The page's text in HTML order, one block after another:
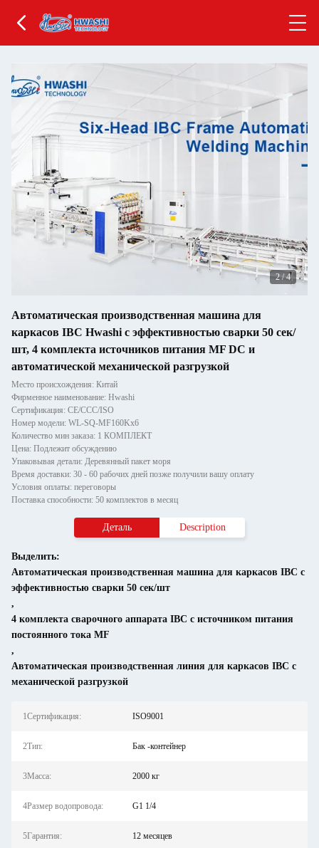
2 /4
Автоматическая производственная машина для
каркасов IBC Hwashi с эффективностью сварки 50 сек/
шт, 4 комплекта источников питания MF DC и
автоматической механической разгрузкой
Место происхождения: Китай
Фирменное наименование: Hwashi
Сертификация: CE/CCC/ISO
Номер модели: WL-SQ-MF160Kx6
Количество мин заказа: 1 КОМПЛЕКТ
Цена: Подлежит обсуждению
Упаковывая детали: Деревянный пакет моря
Время доставки: 30 - 60 рабочих дней позже получили вашу оплату
Условия оплаты: переговоры
Поставка способности: 50 комплектов в месяц
Деталь Description
Выделить:
Автоматическая производственная машина для каркасов IBC с
эффективностью сварки 50 сек/шт
,
4 комплекта сварочного аппарата IBC с источником питания
постоянного тока MF
,
Автоматическая производственная линия для каркасов IBC с
механической разгрузкой
1Сертификация: ISO9001
2Тип: Бак -контейнер
3Масса: 2000 кг
4Размер водопровода: G1 1/4
5Гарантия: 12 месяцев